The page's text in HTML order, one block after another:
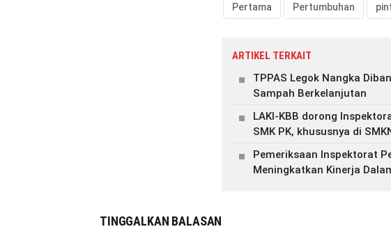
Pertama Pertumbuhan
ARTIKEL TERKAIT
TPPAS Legok Nangka
Sampah Berkelanjutan
LAKI-KBB dorong
SMK PK, khususnya di
Pemeriksaan Inspektorat
Meningkatkan Kinerja
TINGGALKAN BALASAN